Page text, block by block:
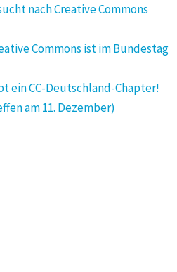
nach Creative Commons
Commons ist im Bundestag
ein CC-Deutschland-Chapter!
am 11. Dezember)